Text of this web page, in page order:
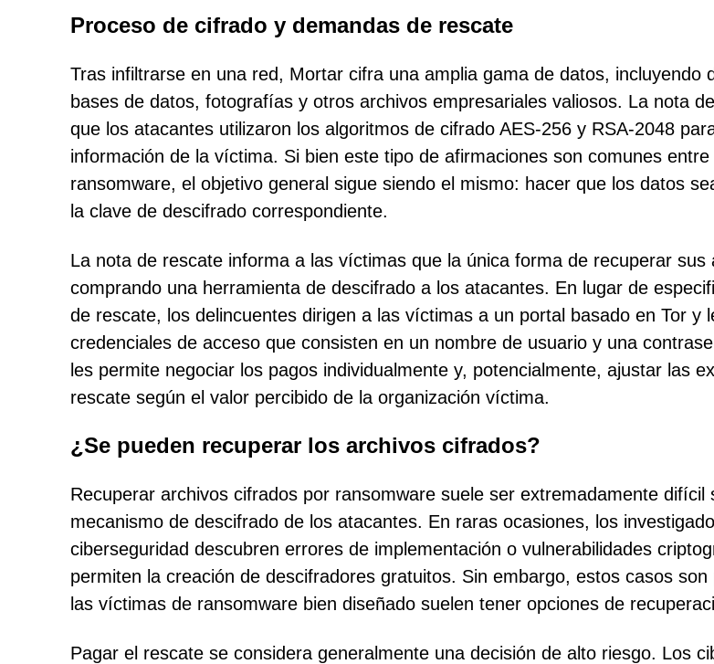
Proceso de cifrado y demandas de rescate
Tras infiltrarse en una red, Mortar cifra una amplia gama de datos, incluyendo
bases de datos, fotografías y otros archivos empresariales valiosos. La nota
que los atacantes utilizaron los algoritmos de cifrado AES-256 y RSA-2048
información de la víctima. Si bien este tipo de afirmaciones son comunes
ransomware, el objetivo general sigue siendo el mismo: hacer que los datos
la clave de descifrado correspondiente.
La nota de rescate informa a las víctimas que la única forma de recuperar sus
comprando una herramienta de descifrado a los atacantes. En lugar de
de rescate, los delincuentes dirigen a las víctimas a un portal basado en Tor y
credenciales de acceso que consisten en un nombre de usuario y una
les permite negociar los pagos individualmente y, potencialmente, ajustar las
rescate según el valor percibido de la organización víctima.
¿Se pueden recuperar los archivos cifrados?
Recuperar archivos cifrados por ransomware suele ser extremadamente difícil
mecanismo de descifrado de los atacantes. En raras ocasiones, los
ciberseguridad descubren errores de implementación o vulnerabilidades
permiten la creación de descifradores gratuitos. Sin embargo, estos casos
las víctimas de ransomware bien diseñado suelen tener opciones de
Pagar el rescate se considera generalmente una decisión de alto riesgo. Los